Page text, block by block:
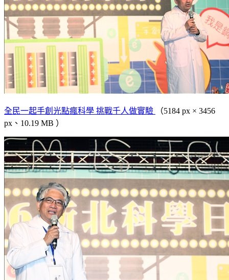
全民一起手創光點瘋科學 挑戰千人做實驗
（5184 px × 3456
px、10.19 MB ）